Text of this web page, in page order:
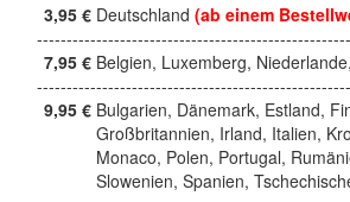
3,95 € Deutschland (ab einem
7,95 € Belgien, Luxemberg,
9,95 € Bulgarien, Dänemark, Estland,
Großbritannien, Irland, Italien,
Monaco, Polen, Portugal,
Slowenien, Spanien,